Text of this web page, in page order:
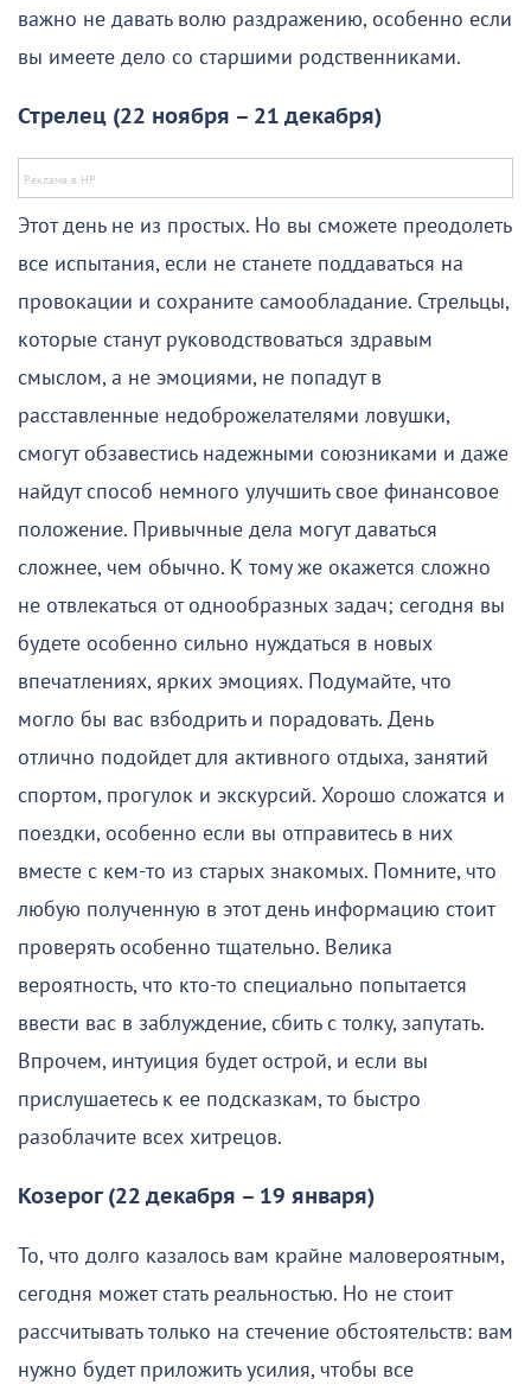
важно не давать волю раздражению, особенно если
вы имеете дело со старшими родственниками.
Стрелец (22 ноября – 21 декабря)
Этот день не из простых. Но вы сможете преодолеть
все испытания, если не станете поддаваться на
провокации и сохраните самообладание. Стрельцы,
которые станут руководствоваться здравым
смыслом, а не эмоциями, не попадут в
расставленные недоброжелателями ловушки,
смогут обзавестись надежными союзниками и даже
найдут способ немного улучшить свое финансовое
положение. Привычные дела могут даваться
сложнее, чем обычно. К тому же окажется сложно
не отвлекаться от однообразных задач; сегодня вы
будете особенно сильно нуждаться в новых
впечатлениях, ярких эмоциях. Подумайте, что
могло бы вас взбодрить и порадовать. День
отлично подойдет для активного отдыха, занятий
спортом, прогулок и экскурсий. Хорошо сложатся и
поездки, особенно если вы отправитесь в них
вместе с кем-то из старых знакомых. Помните, что
любую полученную в этот день информацию стоит
проверять особенно тщательно. Велика
вероятность, что кто-то специально попытается
ввести вас в заблуждение, сбить с толку, запутать.
Впрочем, интуиция будет острой, и если вы
прислушаетесь к ее подсказкам, то быстро
разоблачите всех хитрецов.
Козерог (22 декабря – 19 января)
То, что долго казалось вам крайне маловероятным,
сегодня может стать реальностью. Но не стоит
рассчитывать только на стечение обстоятельств: вам
нужно будет приложить усилия, чтобы все